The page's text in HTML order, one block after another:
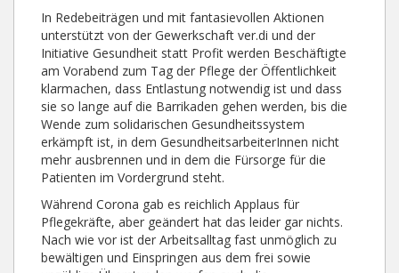
In Redebeiträgen und mit fantasievollen Aktionen
unterstützt von der Gewerkschaft ver.di und der
Initiative Gesundheit statt Profit werden Beschäftigte
am Vorabend zum Tag der Pflege der Öffentlichkeit
klarmachen, dass Entlastung notwendig ist und dass
sie so lange auf die Barrikaden gehen werden, bis die
Wende zum solidarischen Gesundheitssystem
erkämpft ist, in dem GesundheitsarbeiterInnen nicht
mehr ausbrennen und in dem die Fürsorge für die
Patienten im Vordergrund steht.
Während Corona gab es reichlich Applaus für
Pflegekräfte, aber geändert hat das leider gar nichts.
Nach wie vor ist der Arbeitsalltag fast unmöglich zu
bewältigen und Einspringen aus dem frei sowie